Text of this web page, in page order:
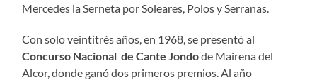
Mercedes la Serneta por Soleares, Polos y Serranas.
Con solo veintitrés años, en 1968, se presentó al
Concurso Nacional de Cante Jondode Mairena del
Alcor, donde ganó dos primeros premios. Al año